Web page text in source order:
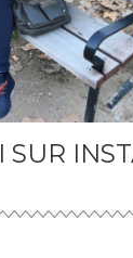
SUR